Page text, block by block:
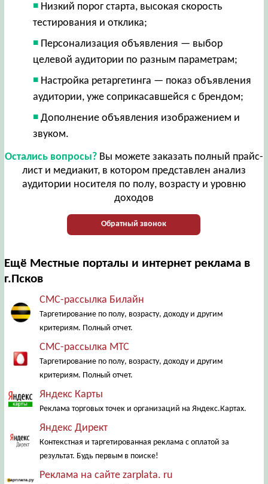
Низкий порог старта, высокая скорость
тестирования и отклика;
Персонализация объявления — выбор
целевой аудитории по разным параметрам;
Настройка ретаргетинга — показ объявления
аудитории, уже соприкасавшейся с брендом;
Дополнение объявления изображением и
звуком.
Остались вопросы?Вы можете заказать полный прайс-
лист и медиакит, в котором представлен анализ
аудитории носителя по полу, возрасту и уровню
доходов
Обратный звонок
Ещё Местные порталы и интернет реклама в
г.Псков
СМС-рассылка Билайн
Таргетирование по полу, возрасту, доходу и другим
критериям. Полный отчет.
СМС-рассылка МТС
Таргетирование по полу, возрасту, доходу и другим
критериям. Полный отчет.
Яндекс Карты
Реклама торговых точек и организаций на Яндекс.Картах.
Яндекс Директ
Контекстная и таргетированная реклама с оплатой за
результат. Будь первым в поиске!
Реклама на сайте zarplata. ru